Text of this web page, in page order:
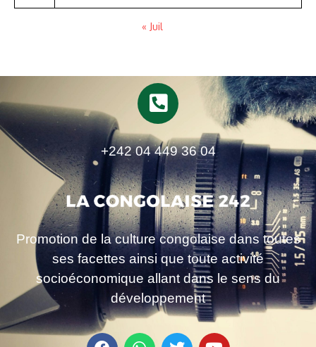
« Juil
+242 04 449 36 04
Promotion de la culture congolaise dans toutes
ses facettes ainsi que toute activité
socioéconomique allant dans le sens du
développement